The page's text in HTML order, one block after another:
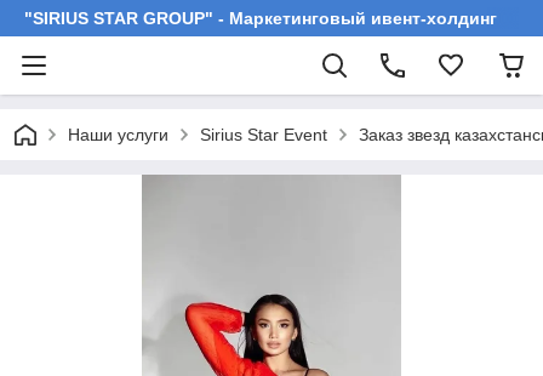
"SIRIUS STAR GROUP" - Маркетинговый ивент-холдинг
Наши услуги Sirius Star Event Заказ звезд